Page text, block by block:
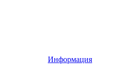
Информация